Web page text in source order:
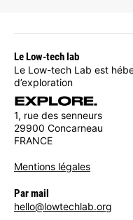
Le Low-tech lab
Le Low-tech Lab est
d’exploration
1, rue des senneurs
29900 Concarneau
FRANCE
Mentions légales
Par mail
hello@lowtechlab.org